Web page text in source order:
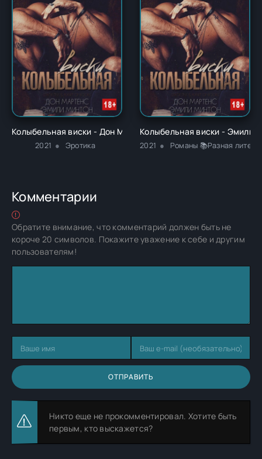
Колыбельная виски - Дон Мартенс
2021 Эротика
Колыбельная виски - Эмили
2021 Романы 📚Разная
Комментарии
Обратите внимание, что комментарий должен быть не
короче 20 символов. Покажите уважение к себе и другим
пользователям!
ОТПРАВИТЬ
Никто еще не прокомментировал. Хотите быть
первым, кто выскажется?